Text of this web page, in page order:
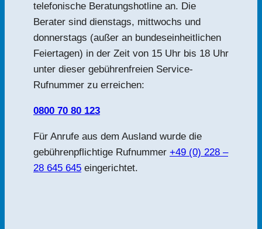
telefonische Beratungshotline an. Die
Berater sind dienstags, mittwochs und
donnerstags (außer an bundeseinheitlichen
Feiertagen) in der Zeit von 15 Uhr bis 18 Uhr
unter dieser gebührenfreien Service-
Rufnummer zu erreichen:
0800 70 80 123
Für Anrufe aus dem Ausland wurde die
gebührenpflichtige Rufnummer +49 (0) 228 –
28 645 645 eingerichtet.